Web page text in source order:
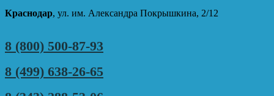
Краснодар, ул. им. Александра Покрышкина, 2/12
8 (800) 500-87-93
8 (499) 638-26-65